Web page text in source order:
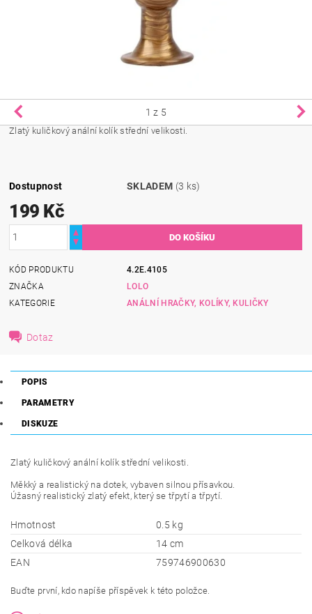
1 z 5
Zlatý kuličkový anální kolík střední velikosti.
Dostupnost SKLADEM (3 ks)
199 Kč
KÓD PRODUKTU
4.2E.4105
ZNAČKA
LOLO
KATEGORIE
ANÁLNÍ HRAČKY, KOLÍKY, KULIČKY
Dotaz
POPIS
PARAMETRY
DISKUZE
Zlatý kuličkový anální kolík střední velikosti.
Měkký a realistický na dotek, vybaven silnou přísavkou.
Úžasný realistický zlatý efekt, který se třpytí a třpytí.
Hmotnost
0.5 kg
Celková délka
14 cm
EAN
759746900630
Buďte první, kdo napíše příspěvek k této položce.